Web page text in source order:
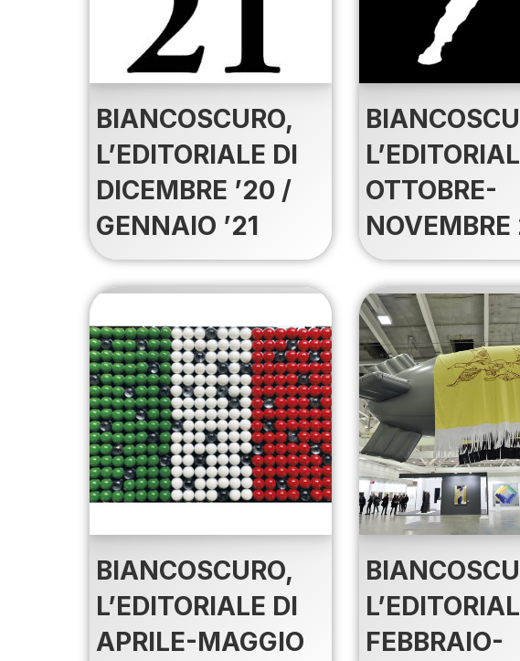
BIANCOSCURO,
L’EDITORIALE DI
DICEMBRE ’20 /
GENNAIO ’21
OTTOBRE-
BIANCOSCURO,
L’EDITORIALE DI
APRILE-MAGGIO
FEBBRAIO-